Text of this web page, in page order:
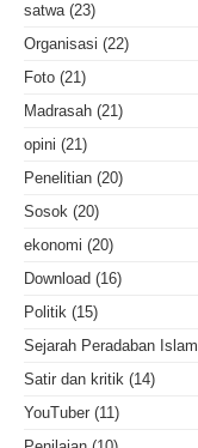
satwa (23)
Organisasi (22)
Foto (21)
Madrasah (21)
opini (21)
Penelitian (20)
Sosok (20)
ekonomi (20)
Download (16)
Politik (15)
Sejarah Peradaban Islam
Satir dan kritik (14)
YouTuber (11)